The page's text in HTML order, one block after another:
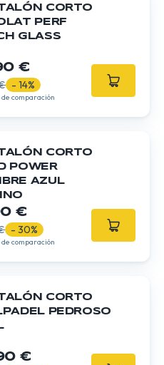
CORTO
PERF
GLASS
€
- 14%
de comparación
CORTO
POWER
AZUL
€
- 30%
de comparación
CORTO
PEDROSO
€